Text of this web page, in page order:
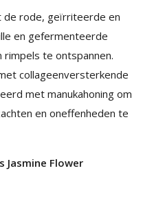
de rode, geïrriteerde en
en gefermenteerde
rimpels te ontspannen.
collageenversterkende
met manukahoning om
en oneffenheden te
Jasmine Flower